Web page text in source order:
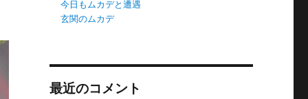
今日もムカデと遭遇
玄関のムカデ
最近のコメント